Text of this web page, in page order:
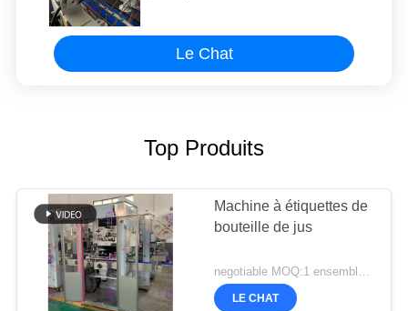
bouteille/machine/
équipement/usine/système
d'étiqueteur
Le Chat
Top Produits
Machine à étiquettes de
bouteille de jus
LE CHAT